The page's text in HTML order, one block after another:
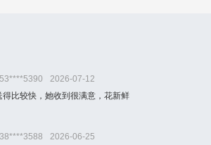
2026-07-12
得比较快，她收到很满意，花新鲜
2026-06-25